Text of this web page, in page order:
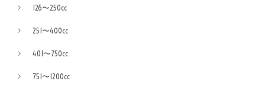
126〜250cc
251〜400cc
401〜750cc
751〜1200cc